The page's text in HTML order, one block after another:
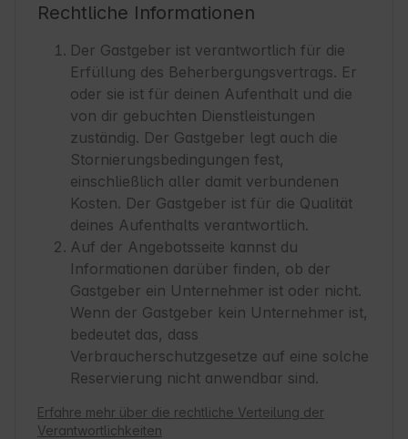
Rechtliche Informationen
Der Gastgeber ist verantwortlich für die
Erfüllung des Beherbergungsvertrags. Er
oder sie ist für deinen Aufenthalt und die
von dir gebuchten Dienstleistungen
zuständig. Der Gastgeber legt auch die
Stornierungsbedingungen fest,
einschließlich aller damit verbundenen
Kosten. Der Gastgeber ist für die Qualität
deines Aufenthalts verantwortlich.
Auf der Angebotsseite kannst du
Informationen darüber finden, ob der
Gastgeber ein Unternehmer ist oder nicht.
Wenn der Gastgeber kein Unternehmer ist,
bedeutet das, dass
Verbraucherschutzgesetze auf eine solche
Reservierung nicht anwendbar sind.
Erfahre mehr über die rechtliche Verteilung der
Verantwortlichkeiten